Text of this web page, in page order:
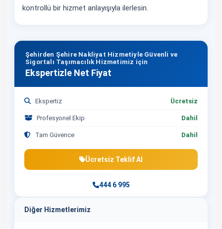
kontrollü bir hizmet anlayışıyla ilerlesin.
Şehirden Şehire Nakliyat Hizmetiyle Güvenli ve
Sigortalı Taşımacılık Hizmetimiz için
Ekspertizle Net Fiyat
Ekspertiz Ücretsiz
Profesyonel Ekip Dahil
Tam Güvence Dahil
Ücretsiz Teklif Al
444 6 995
Diğer Hizmetlerimiz